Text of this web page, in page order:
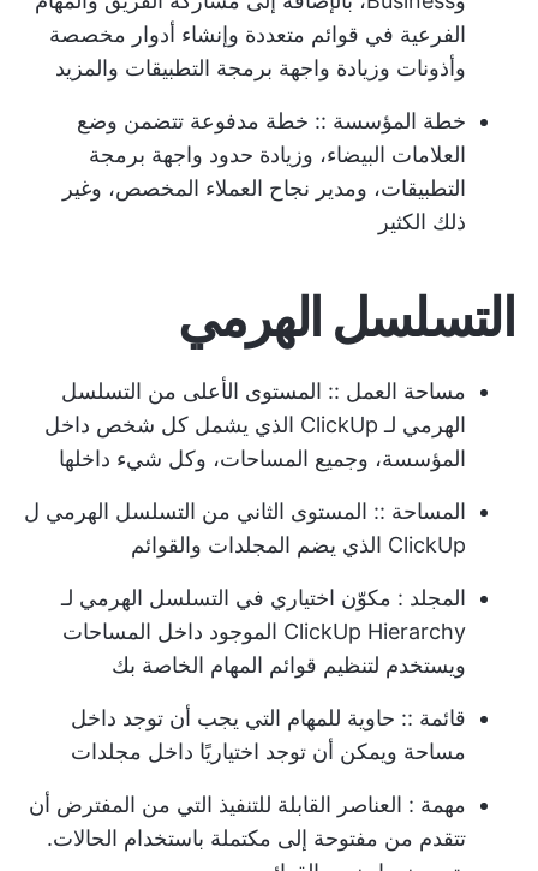
الفرعية في قوائم متعددة وإنشاء أدوار مخصصة
وأذونات وزيادة واجهة برمجة التطبيقات والمزيد
خطة المؤسسة :: خطة مدفوعة تتضمن وضع
العلامات البيضاء، وزيادة حدود واجهة برمجة
التطبيقات، ومدير نجاح العملاء المخصص، وغير
ذلك الكثير
التسلسل الهرمي
مساحة العمل :: المستوى الأعلى من التسلسل
الهرمي لـ ClickUp الذي يشمل كل شخص داخل
المؤسسة، وجميع المساحات، وكل شيء داخلها
المساحة :: المستوى الثاني من التسلسل الهرمي ل
ClickUp الذي يضم المجلدات والقوائم
المجلد : مكوّن اختياري في التسلسل الهرمي لـ
ClickUp Hierarchy الموجود داخل المساحات
ويستخدم لتنظيم قوائم المهام الخاصة بك
قائمة :: حاوية للمهام التي يجب أن توجد داخل
مساحة ويمكن أن توجد اختياريًا داخل مجلدات
مهمة : العناصر القابلة للتنفيذ التي من المفترض أن
تتقدم من مفتوحة إلى مكتملة باستخدام الحالات.